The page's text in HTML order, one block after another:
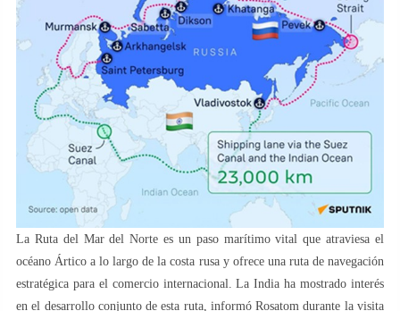
La Ruta del Mar del Norte es un paso marítimo vital que atraviesa el
océano Ártico a lo largo de la costa rusa y ofrece una ruta de navegación
estratégica para el comercio internacional. La India ha mostrado interés
en el desarrollo conjunto de esta ruta, informó Rosatom durante la visita